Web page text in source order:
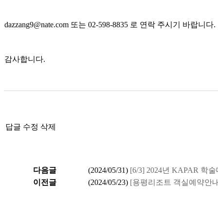
dazzang9@nate.com 또는 02-598-8835 로 연락 주시기 바랍니다.
감사합니다.
답글 수정 삭제
다음글 (2024/05/31) [6/3] 2024년 KAPAR 학
이전글
(2024/05/23) [용평리조트 객실예약안